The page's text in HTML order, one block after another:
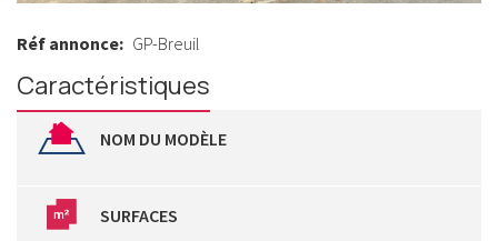
Réf annonce GP-Breuil
Caractéristiques
NOM DU MODÈLE
SURFACES